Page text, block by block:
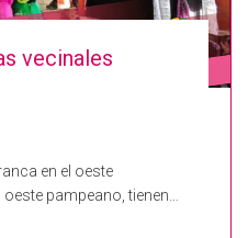
vecinales
en el oeste
pampeano, tienen…